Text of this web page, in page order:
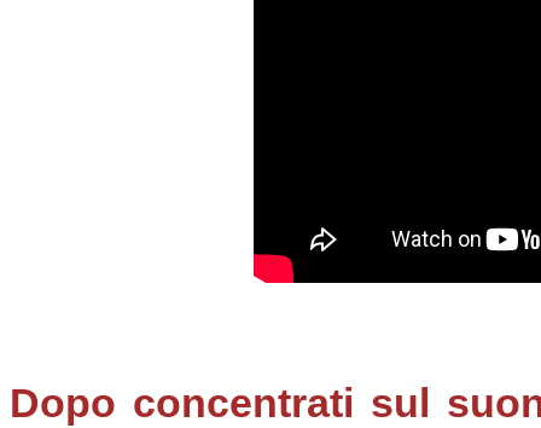
Dopo concentrati sul